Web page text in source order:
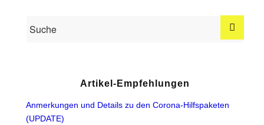
Artikel-Empfehlungen
Anmerkungen und Details zu den Corona-Hilfspaketen
(UPDATE)